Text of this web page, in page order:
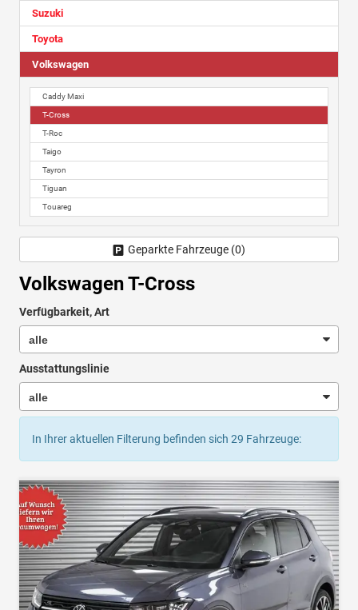
Volkswagen T-Cross
Verfügbarkeit, Art
Ausstattungslinie
In Ihrer aktuellen Filterung befinden sich 29 Fahrzeuge:
Suzuki
Toyota
Volkswagen
Caddy Maxi
T-Cross
T-Roc
Taigo
Tayron
Tiguan
Touareg
Geparkte Fahrzeuge (0)